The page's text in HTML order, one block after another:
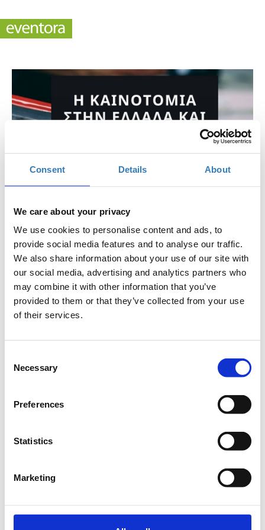
Consent Details About
We care about your privacy
We use cookies to personalise content and ads, to
provide social media features and to analyse our traffic.
We also share information about your use of our site with
our social media, advertising and analytics partners who
may combine it with other information that you’ve
provided to them or that they’ve collected from your use
of their services.
Selection
Necessary
Preferences
Statistics
Marketing
Η καινοτομία στον τουρισμό: Startups και
αγορά
Σάββατο, 18 Ιανουαρίου 2020 12:30 μμ
Προσθήκη στο ημερολόγιό σας
Η περίοδος εγγραφών έχει λήξει.
Η καινοτομία στον τουρισμό: Startups και αγορά
Κατερίνα Σαριδάκη, Διευθύντρια CapsuleT